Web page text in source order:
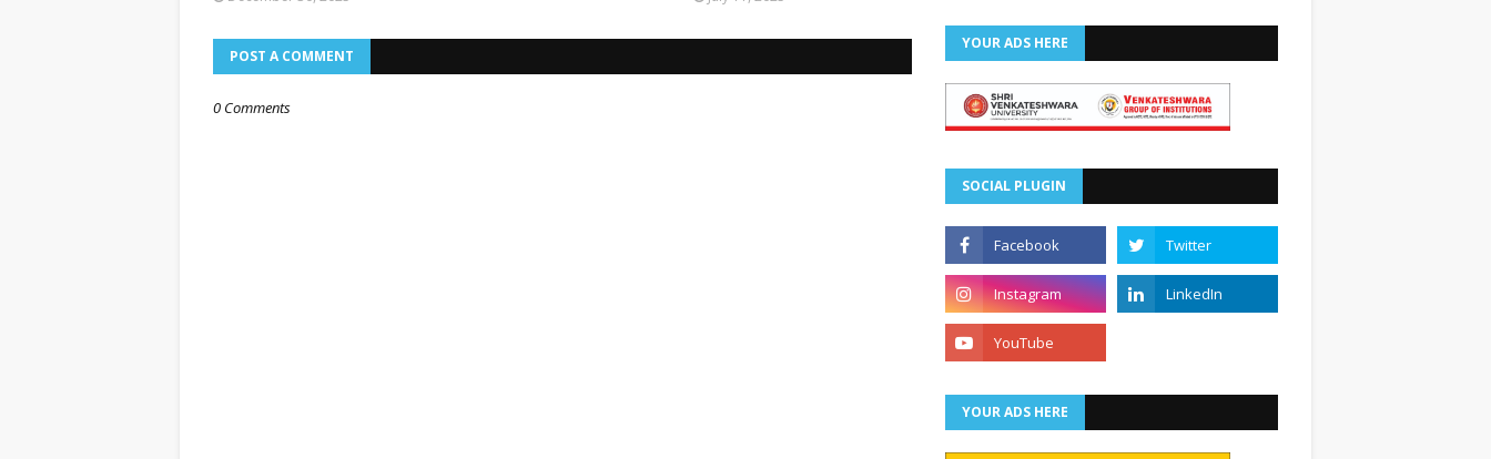
POST A COMMENT
0 Comments
YOUR ADS HERE
SOCIAL PLUGIN
YOUR ADS HERE